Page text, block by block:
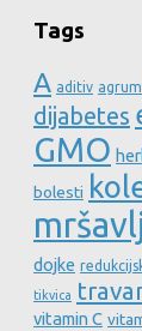
Tags
A aditiv agrum
dijabetes
GMO
bolesti
dojke
tikvica
vitamin C